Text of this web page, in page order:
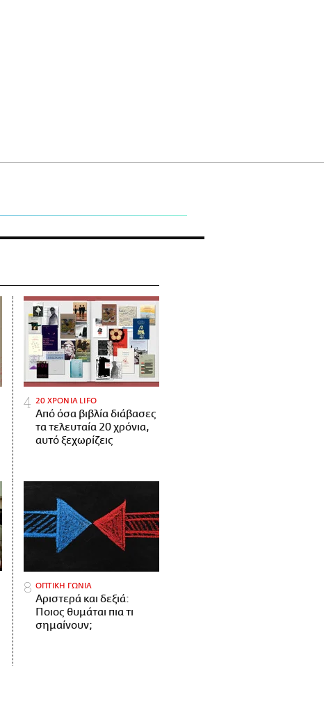
20 ΧΡΟΝΙΑ LIFO
Από όσα βιβλία διάβασες
τα τελευταία 20 χρόνια,
αυτό ξεχωρίζεις
ΟΠΤΙΚΗ ΓΩΝΙΑ
Αριστερά και δεξιά:
Ποιος θυμάται πια τι
σημαίνουν;